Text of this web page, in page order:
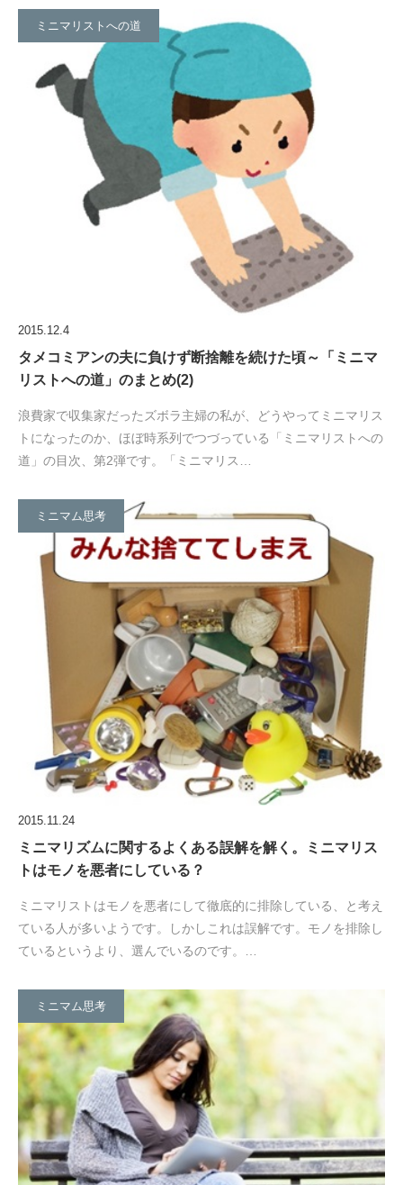
ミニマリストへの道
2015.12.4
タメコミアンの夫に負けず断捨離を続けた頃～「ミニマ
リストへの道」のまとめ(2)
浪費家で収集家だったズボラ主婦の私が、どうやってミニマリス
トになったのか、ほぼ時系列でつづっている「ミニマリストへの
道」の目次、第2弾です。「ミニマリス…
ミニマム思考
2015.11.24
ミニマリズムに関するよくある誤解を解く。ミニマリス
トはモノを悪者にしている？
ミニマリストはモノを悪者にして徹底的に排除している、と考え
ている人が多いようです。しかしこれは誤解です。モノを排除し
ているというより、選んでいるのです。…
ミニマム思考